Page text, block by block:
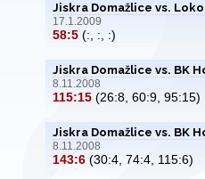
Jiskra Domažlice vs. Loko
17.1.2009
58:5 (:, :, :)
Jiskra Domažlice vs. BK
8.11.2008
115:15 (26:8, 60:9, 95:15)
Jiskra Domažlice vs. BK
8.11.2008
143:6 (30:4, 74:4, 115:6)